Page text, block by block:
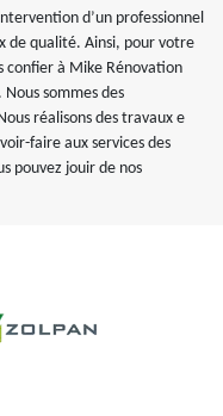
d’un professionnel
de qualité. Ainsi, pour votre
confier à Mike Rénovation
sommes des
réalisons des travaux e
faire aux services des
pouvez jouir de nos